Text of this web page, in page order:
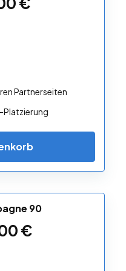
Partnerseiten
Platzierung
90
€